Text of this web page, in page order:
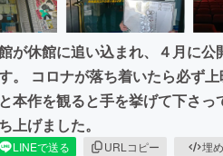
が休館に追い込まれ、４月に
。 コロナが落ち着いたら必ず
本作を観ると手を挙げて下さ
上げました。
LINEで送る URLコピー 埋